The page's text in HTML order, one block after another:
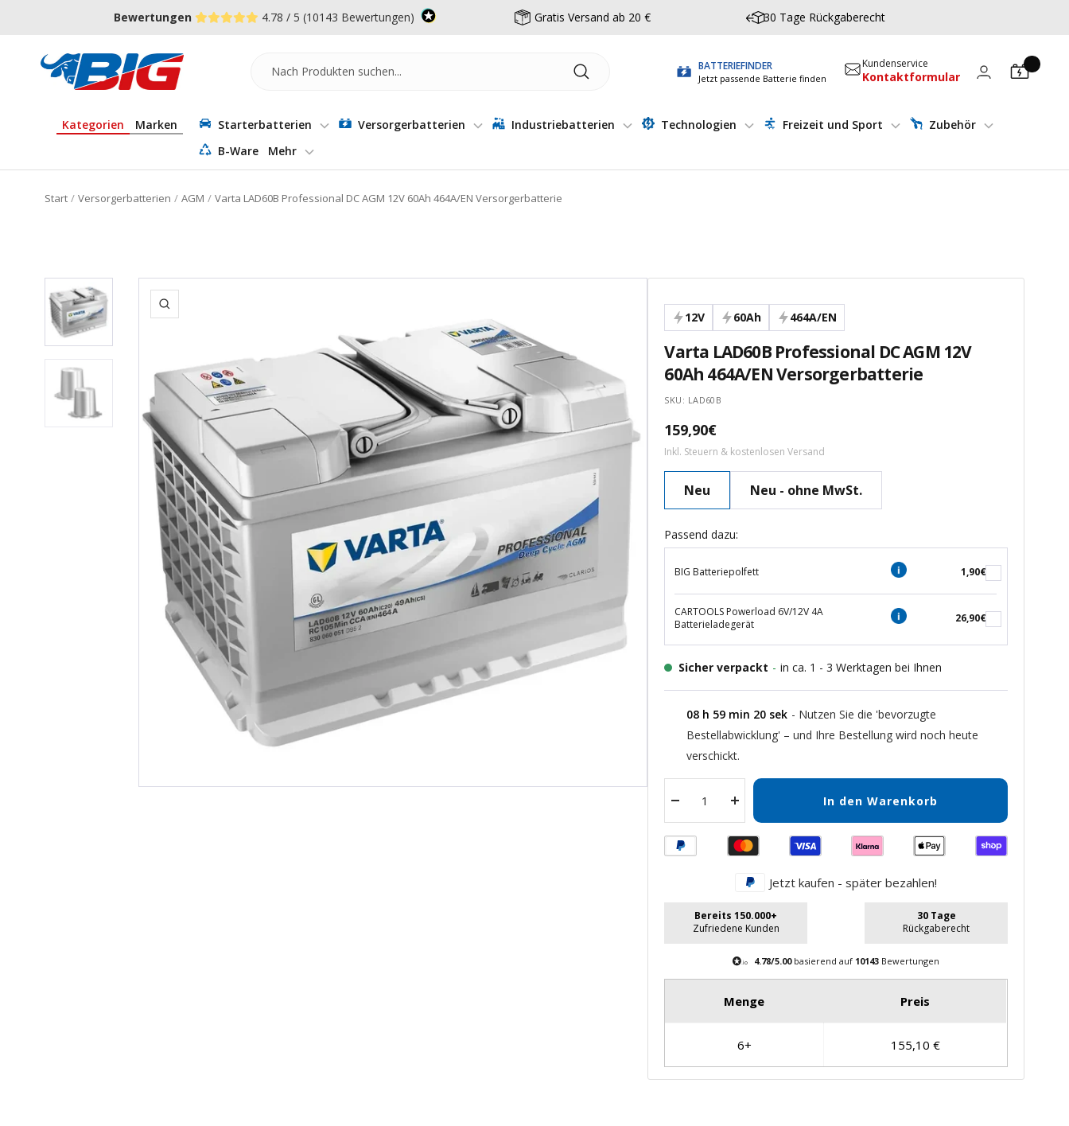
Zum Menü springen
Fußzeile springen
Barrierefreiheits-Widget öffnen
Bewertungen 4.78 / 5 (10143 Bewertungen) Gratis Versand ab 20 € 30 Tage Rückgaberecht
Batterie-
Industrie-
BATTERIEFINDER
Jetzt passende Batterie finden
Kundenservice
Kontaktformular
Kategorien Marken Starterbatterien Versorgerbatterien Industriebatterien Technologien Freizeit und Sport
Zubehör
B-Ware
Mehr
Start Versorgerbatterien AGM Varta LAD60B Professional DC AGM 12V 60Ah 464A/EN Versorgerbatterie
Zoom 12V 60Ah 464A/EN
Varta LAD60B Professional DC AGM 12V
60Ah 464A/EN Versorgerbatterie
SKU: LAD60B
Angebotspreis
159,90€
Inkl. Steuern & kostenlosen Versand
Neu Neu - ohne MwSt.
Passend dazu:
BIG Batteriepolfett 1,90€
CARTOOLS Powerload 6V/12V 4A
Batterieladegerät
26,90€
Sicher verpackt - in ca. 1 - 3 Werktagen bei Ihnen
08 h 59 min 19 sek - Nutzen Sie die 'bevorzugte
Bestellabwicklung' – und Ihre Bestellung wird noch heute
verschickt.
Menge
Menge
In den Warenkorb
Jetzt kaufen - später bezahlen!
Bereits 150.000+
Zufriedene Kunden
30 Tage
Rückgaberecht
4.78/5.00basierend auf 10143 Bewertungen